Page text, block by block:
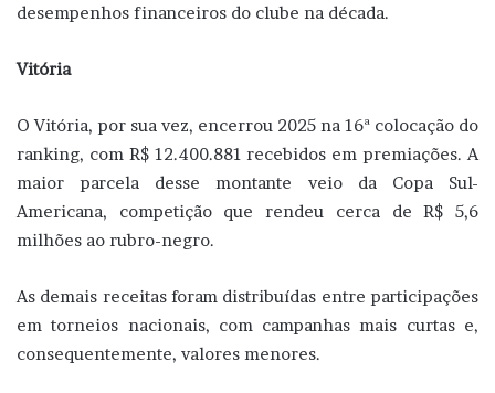
desempenhos financeiros do clube na década.
Vitória
O Vitória, por sua vez, encerrou 2025 na 16ª colocação do
ranking, com R$ 12.400.881 recebidos em premiações. A
maior parcela desse montante veio da Copa Sul-
Americana, competição que rendeu cerca de R$ 5,6
milhões ao rubro-negro.
As demais receitas foram distribuídas entre participações
em torneios nacionais, com campanhas mais curtas e,
consequentemente, valores menores.